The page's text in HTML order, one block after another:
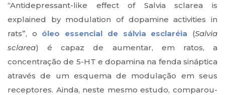
“Antidepressant-like effect of Salvia sclarea is
explained by modulation of dopamine activities in
rats”, o óleo essencial de sálvia esclaréia (Salvia
sclarea) é capaz de aumentar, em ratos, a
concentração de 5-HT e dopamina na fenda sináptica
através de um esquema de modulação em seus
receptores. Ainda, neste mesmo estudo, comparou-